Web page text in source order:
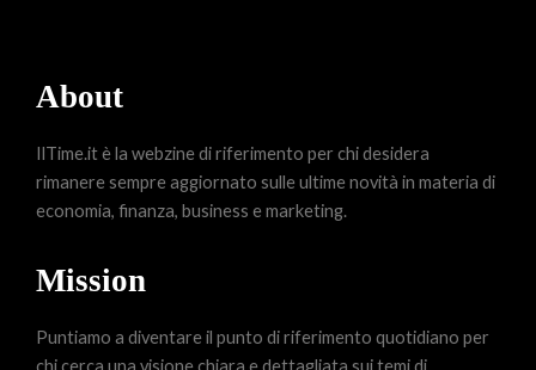
About
IlTime.it è la webzine di riferimento per chi desidera
rimanere sempre aggiornato sulle ultime novità in materia di
economia, finanza, business e marketing.
Mission
Puntiamo a diventare il punto di riferimento quotidiano per